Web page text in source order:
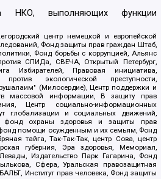
НКО, выполняющих функции
центр немецкой и европейской
Фонд защиты прав граждан Штаб,
Фонд борьбы с коррупцией, Альянс
СПИДа, СВЕЧА, Открытый Петербург,
Избирателей, Правовая инициатива,
экологической преступности,
(Милосердие), Центр поддержки и
массовой информации, В защиту прав
Центр социально-информационных
глобализации и социальных движений,
фонд охраны здоровья и защиты прав
помощи осужденным и их семьям, Фонд
тайга, Так-Так-Так, центр Сова, центр
губерния, Эра здоровья, Мемориал,
Издательство Парк Гагарина, Фонд
Сфера, Уральская правозащитная
Институт прав человека, Фонд защиты